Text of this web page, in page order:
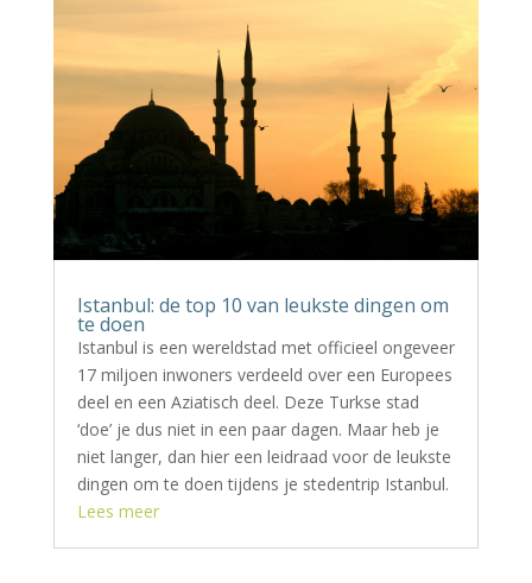
Istanbul: de top 10 van leukste dingen om
te doen
Istanbul is een wereldstad met officieel ongeveer
17 miljoen inwoners verdeeld over een Europees
deel en een Aziatisch deel. Deze Turkse stad
‘doe’ je dus niet in een paar dagen. Maar heb je
niet langer, dan hier een leidraad voor de leukste
dingen om te doen tijdens je stedentrip Istanbul.
Lees meer